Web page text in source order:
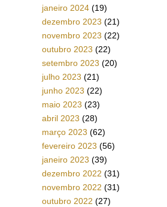
janeiro 2024 (19)
dezembro 2023 (21)
novembro 2023 (22)
outubro 2023 (22)
setembro 2023 (20)
julho 2023 (21)
junho 2023 (22)
maio 2023 (23)
abril 2023 (28)
março 2023 (62)
fevereiro 2023 (56)
janeiro 2023 (39)
dezembro 2022 (31)
novembro 2022 (31)
outubro 2022 (27)